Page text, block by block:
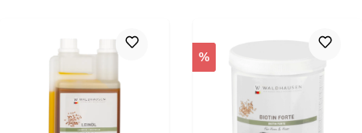
%